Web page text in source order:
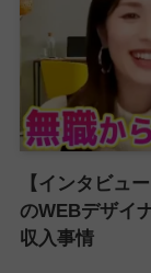
【インタビュ
のWEBデザイ
収入事情